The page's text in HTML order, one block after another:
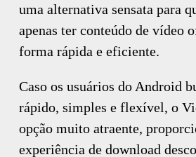
uma alternativa sensata para
apenas ter conteúdo de vídeo
forma rápida e eficiente.
Caso os usuários do Android
rápido, simples e flexível, o
opção muito atraente,
experiência de download